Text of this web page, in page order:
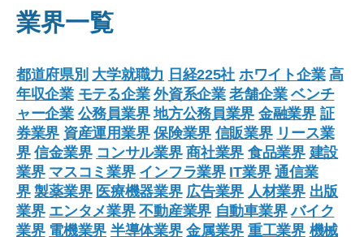
業界一覧
都道府県別 大学就職力 日経225社 ホワイト企業 高
年収企業 モテる企業 外資系企業 老舗企業 ベンチ
ャー企業 公務員業界 地方公務員業界 金融業界 証
券業界 資産運用業界 保険業界 信販業界 リース業
界 信金業界 コンサル業界 商社業界 食品業界 建設
業界 マスコミ業界 インフラ業界 IT業界 通信業
界 製薬業界 医療機器業界 広告業界 人材業界 出版
業界 エンタメ業界 不動産業界 自動車業界 バイク
業界 電機業界 半導体業界 金属業界 重工業界 機械